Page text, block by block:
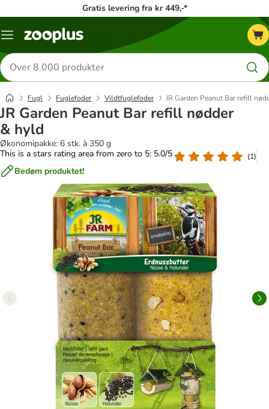
Gratis levering fra kr 449,-*
Menu
Søg
efter
produkter
Fugl Fuglefoder Vildtfuglefoder JR Garden Peanut Bar refill
JR Garden Peanut Bar refill nødder
& hyld
Økonomipakke: 6 stk. à 350 g
This is a stars rating area from zero to 5: 5.0/5
(1)
Bedøm produktet!